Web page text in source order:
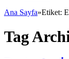
Ana Sayfa»Etiket:
Tag